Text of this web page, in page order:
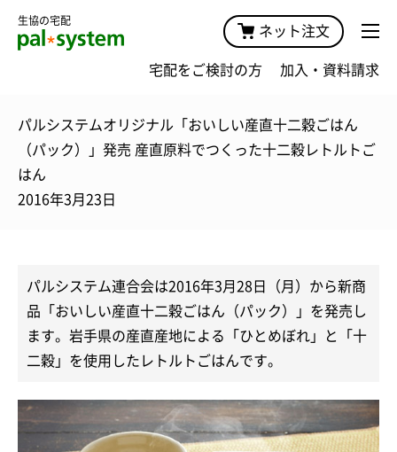
生協の宅配
ネット注文
宅配をご検討の方 加入・資料請求
パルシステムオリジナル「おいしい産直十二穀ごはん
（パック）」発売 産直原料でつくった十二穀レトルトご
はん
2016年3月23日
パルシステム連合会は2016年3月28日（月）から新商
品「おいしい産直十二穀ごはん（パック）」を発売し
ます。岩手県の産直産地による「ひとめぼれ」と「十
二穀」を使用したレトルトごはんです。